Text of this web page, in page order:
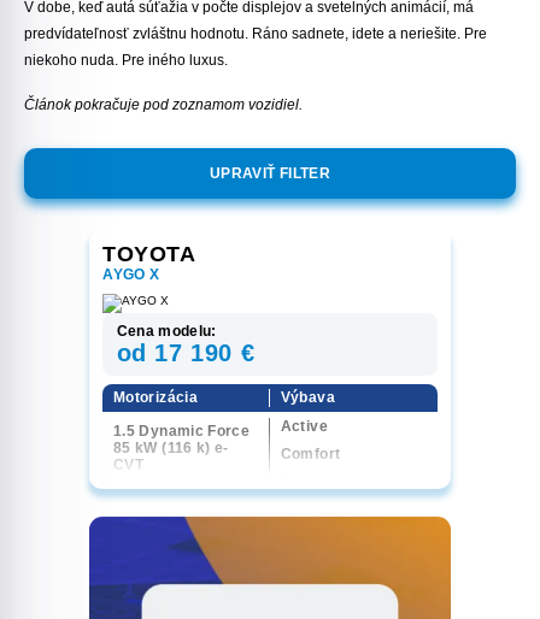
V dobe, keď autá súťažia v počte displejov a svetelných animácií, má
predvídateľnosť zvláštnu hodnotu. Ráno sadnete, idete a neriešite. Pre
niekoho nuda. Pre iného luxus.
Článok pokračuje pod zoznamom vozidiel.
UPRAVIŤ FILTER
TOYOTA
AYGO X
Cena modelu:
od 17 190 €
Motorizácia
1.5 Dynamic Force
85 kW (116 k) e-
CVT
Výbava
Active
Comfort